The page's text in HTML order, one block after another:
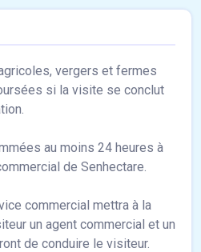
vergers et fermes
si la visite se conclut
au moins 24 heures à
de Senhectare.
commercial mettra à la
un agent commercial et un
de conduire le visiteur.